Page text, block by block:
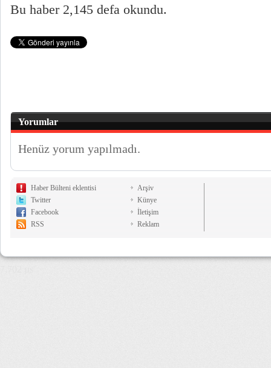
Bu haber 2,145 defa okundu.
Yorumlar
Henüz yorum yapılmadı.
Haber Bülteni eklentisi
Twitter
Facebook
RSS
Arşiv
Künye
İletişim
Reklam